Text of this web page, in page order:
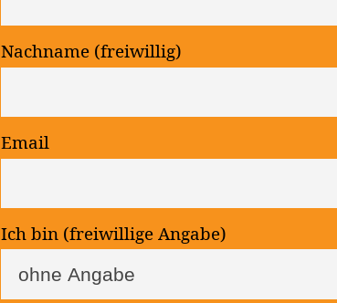
Nachname (freiwillig)
Email
Ich bin (freiwillige Angabe)